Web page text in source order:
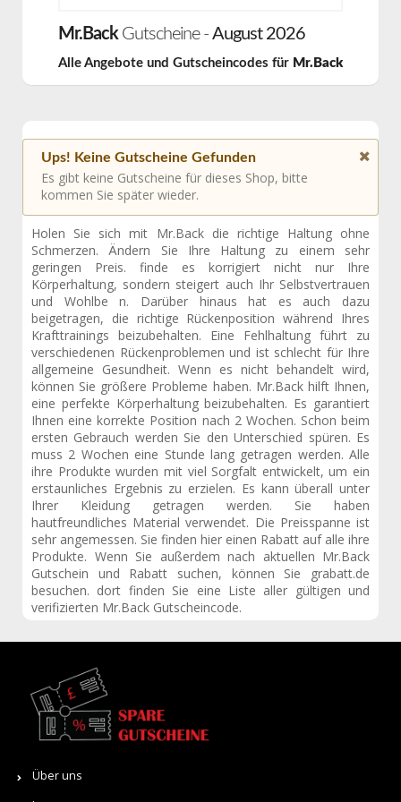
Mr.BackGutscheine - August 2026
Alle Angebote und Gutscheincodes für Mr.Back
Ups! Keine Gutscheine Gefunden
Es gibt keine Gutscheine für dieses Shop, bitte
kommen Sie später wieder.
Holen Sie sich mit Mr.Back die richtige Haltung ohne
Schmerzen. Ändern Sie Ihre Haltung zu einem sehr
geringen Preis. finde es korrigiert nicht nur Ihre
Körperhaltung, sondern steigert auch Ihr Selbstvertrauen
und Wohlbe n. Darüber hinaus hat es auch dazu
beigetragen, die richtige Rückenposition während Ihres
Krafttrainings beizubehalten. Eine Fehlhaltung führt zu
verschiedenen Rückenproblemen und ist schlecht für Ihre
allgemeine Gesundheit. Wenn es nicht behandelt wird,
können Sie größere Probleme haben. Mr.Back hilft Ihnen,
eine perfekte Körperhaltung beizubehalten. Es garantiert
Ihnen eine korrekte Position nach 2 Wochen. Schon beim
ersten Gebrauch werden Sie den Unterschied spüren. Es
muss 2 Wochen eine Stunde lang getragen werden. Alle
ihre Produkte wurden mit viel Sorgfalt entwickelt, um ein
erstaunliches Ergebnis zu erzielen. Es kann überall unter
Ihrer Kleidung getragen werden. Sie haben
hautfreundliches Material verwendet. Die Preisspanne ist
sehr angemessen. Sie finden hier einen Rabatt auf alle ihre
Produkte. Wenn Sie außerdem nach aktuellen Mr.Back
Gutschein und Rabatt suchen, können Sie grabatt.de
besuchen. dort finden Sie eine Liste aller gültigen und
verifizierten Mr.Back Gutscheincode.
Über uns